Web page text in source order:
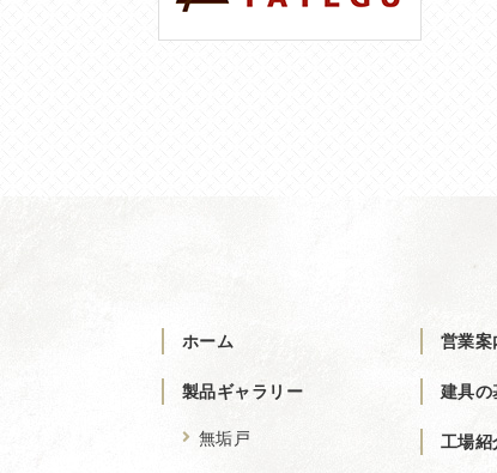
ホーム
製品ギャラリー
無垢戸
営業案
建具の
工場紹